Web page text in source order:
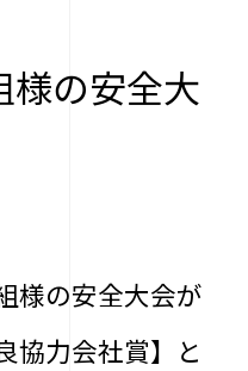
様の安全大
様の安全大会が
協力会社賞】と